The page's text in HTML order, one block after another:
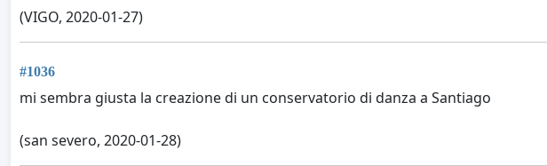
(VIGO, 2020-01-27)
#1036
mi sembra giusta la creazione di un conservatorio di danza a Santiago
(san severo, 2020-01-28)